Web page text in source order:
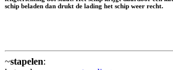
schip beladen dan drukt de lading het schip weer recht.
~stapelen: